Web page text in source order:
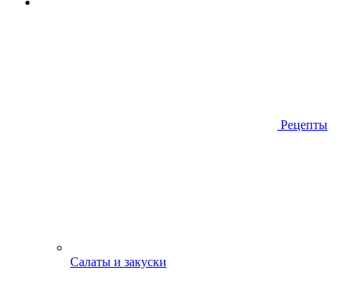
Рецепты
Салаты и закуски